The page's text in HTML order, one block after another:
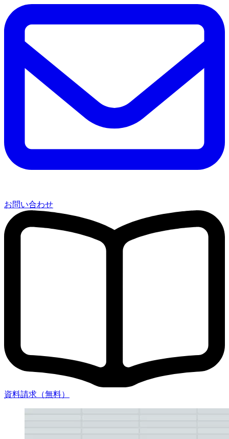
Q5. 水漏れの被害を最小限に抑えるためにはどう
すればいいですか？
お問い合わせ
資料請求（無料）